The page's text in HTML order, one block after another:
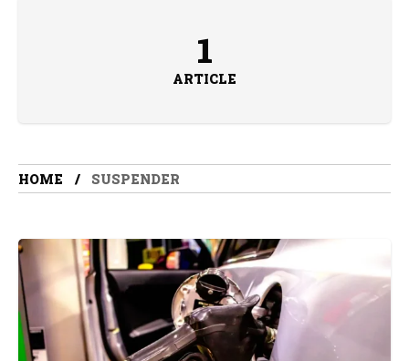
1
ARTICLE
HOME SUSPENDER